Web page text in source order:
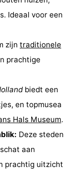
Ideaal voor een
zijn traditionele
prachtige
biedt een
en topmusea
Hals Museum.
Deze steden
aan
prachtig uitzicht